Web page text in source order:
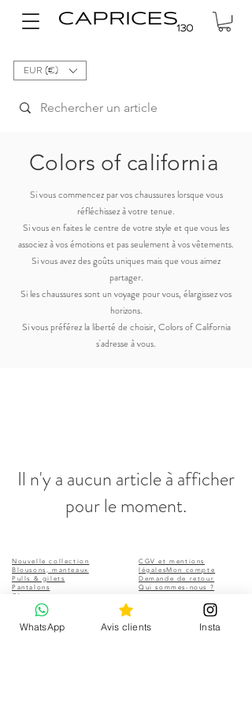
EUR (€)
Colors of california
Si vous commencez par vos chaussures lorsque vous
réfléchissez à votre tenue.
Si vous en faites le centre de votre style et que vous les
associez à vos émotions et pas seulement à vos vêtements.
Si vous avez des goûts uniques mais que vous aimez
partager.
Si les chaussures sont un voyage pour vous, élargissez vos
horizons.
Si vous préférez la liberté de choisir, Colors of California
s'adresse à vous.
Il n'y a aucun article à afficher
pour le moment.
Nouvelle collection
Blousons, manteaux
Pulls & gilets
Pantalons
Chaussures
Tee-shirts, tops, chemises
Jupes, robes, combinaisons
Carte-cadeau Caprices
Sacs et portefeuilles
Bijoux
CGV et mentions
légales Mon compte
Demande de retour
Qui sommes-nous ?
WhatsApp Avis clients Insta